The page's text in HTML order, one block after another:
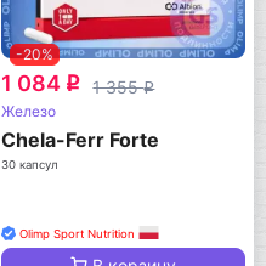
-20%
1 084 q 1 355q
Железо
Chela-Ferr Forte
30 капсул
Olimp Sport Nutrition